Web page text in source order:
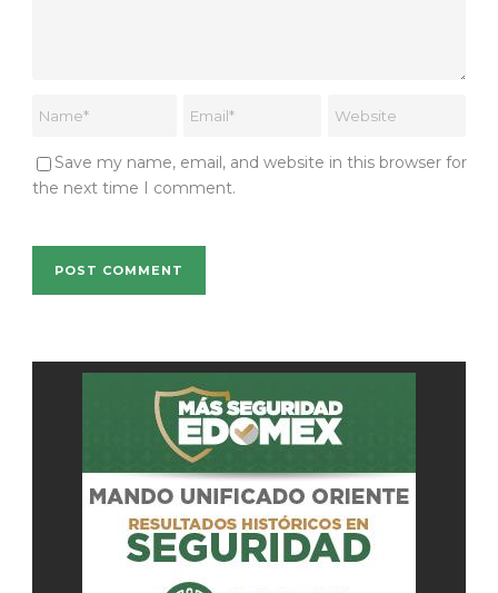
Save my name, email, and website in this browser for
the next time I comment.